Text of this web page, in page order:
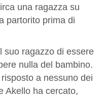
una ragazza su
partorito prima di
suo ragazzo di essere
nulla del bambino.
a nessuno dei
Akello ha cercato,